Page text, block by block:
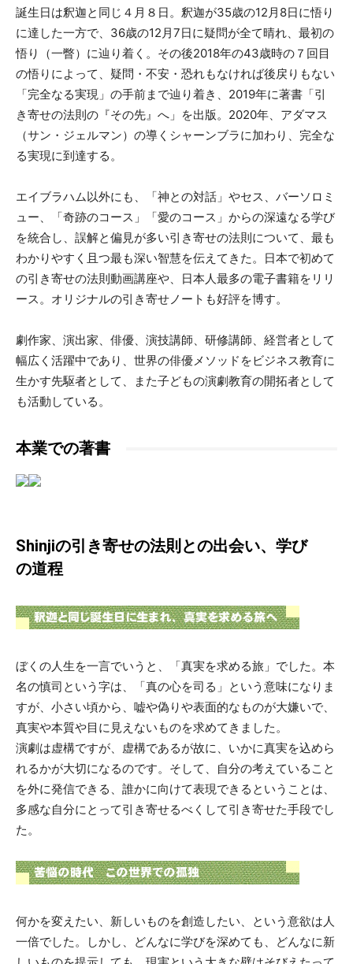
ー
Shinji「Be
誕生日は釈迦と同じ４月８日。釈迦が35歳の12月8日に悟り
に達した一方で、36歳の12月7日に疑問が全て晴れ、最初の
悟り（一瞥）に辿り着く。その後2018年の43歳時の７回目
の悟りによって、疑問・不安・恐れもなければ後戻りもない
「完全なる実現」の手前まで辿り着き、2019年に著書「引
き寄せの法則の『その先』へ」を出版。2020年、アダマス
（サン・ジェルマン）の導くシャーンブラに加わり、完全な
る実現に到達する。
エイブラハム以外にも、「神との対話」やセス、バーソロミ
ュー、「奇跡のコース」「愛のコース」からの深遠なる学び
を統合し、誤解と偏見が多い引き寄せの法則について、最も
わかりやすく且つ最も深い智慧を伝えてきた。日本で初めて
の引き寄せの法則動画講座や、日本人最多の電子書籍をリリ
ース。オリジナルの引き寄せノートも好評を博す。
劇作家、演出家、俳優、演技講師、研修講師、経営者として
幅広く活躍中であり、世界の俳優メソッドをビジネス教育に
生かす先駆者として、また子どもの演劇教育の開拓者として
も活動している。
本業での著書
Shinjiの引き寄せの法則との出会い、学び
の道程
ぼくの人生を一言でいうと、「真実を求める旅」でした。本
名の慎司という字は、「真の心を司る」という意味になりま
すが、小さい頃から、嘘や偽りや表面的なものが大嫌いで、
真実や本質や目に見えないものを求めてきました。
演劇は虚構ですが、虚構であるが故に、いかに真実を込めら
れるかが大切になるのです。そして、自分の考えていること
を外に発信できる、誰かに向けて表現できるということは、
多感な自分にとって引き寄せるべくして引き寄せた手段でし
た。
何かを変えたい、新しいものを創造したい、という意欲は人
一倍でした。しかし、どんなに学びを深めても、どんなに新